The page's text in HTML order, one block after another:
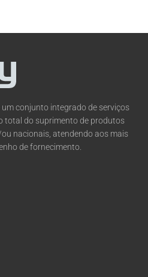
conjunto integrado de serviços
total do suprimento de produtos
nacionais, atendendo aos mais
de fornecimento.